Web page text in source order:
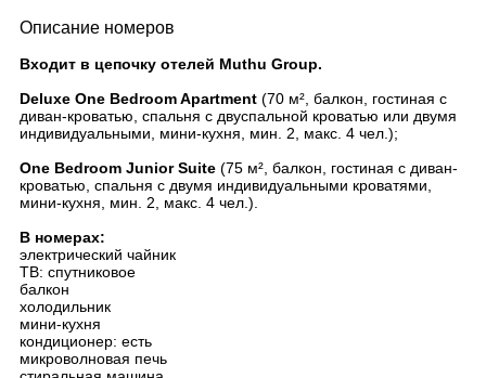
Описание номеров
Входит в цепочку отелей Muthu Group.
Deluxe One Bedroom Apartment (70 м², балкон, гостиная с
диван-кроватью, спальня с двуспальной кроватью или двумя
индивидуальными, мини-кухня, мин. 2, макс. 4 чел.);
One Bedroom Junior Suite (75 м², балкон, гостиная с диван-
кроватью, спальня с двумя индивидуальными кроватями,
мини-кухня, мин. 2, макс. 4 чел.).
В номерах:
электрический чайник
ТВ: спутниковое
балкон
холодильник
мини-кухня
кондиционер: есть
микроволновая печь